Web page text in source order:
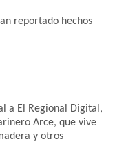
reportado hechos
a El Regional Digital,
Arce, que vive
y otros